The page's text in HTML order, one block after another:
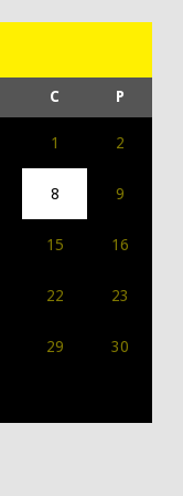
C P
1 2
8 9
15 16
22 23
29 30